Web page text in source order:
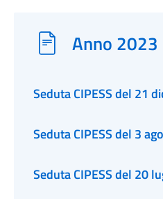
Anno 2023
Seduta CIPESS del 21
Seduta CIPESS del 3
Seduta CIPESS del 20